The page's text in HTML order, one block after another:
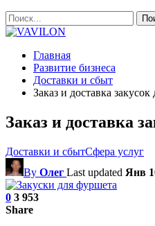
Главная
Развитие бизнеса
Доставки и сбыт
Заказ и доставка
Заказ и доставка
Доставки и сбытСфера услуг
By Олег Last updated Янв
0 3 953
Share